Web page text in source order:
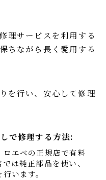
理サービスを利用する
ちながら長く愛用する
を行い、安心して修理
で修理する方法:
エベの正規店で有料
は純正部品を使い、
います。